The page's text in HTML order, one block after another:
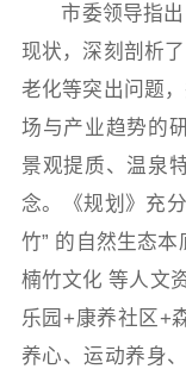
市委领导指
现状，深刻剖析
老化等突出问题
场与产业趋势的
景观提质、温泉
念。《规划》充
竹” 的自然生态本
楠竹文化 等人文
乐园+康养社区+
养心、运动养身